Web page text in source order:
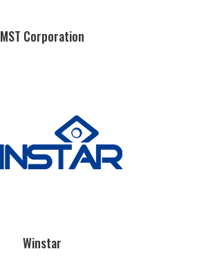
MST Corporation
Winstar